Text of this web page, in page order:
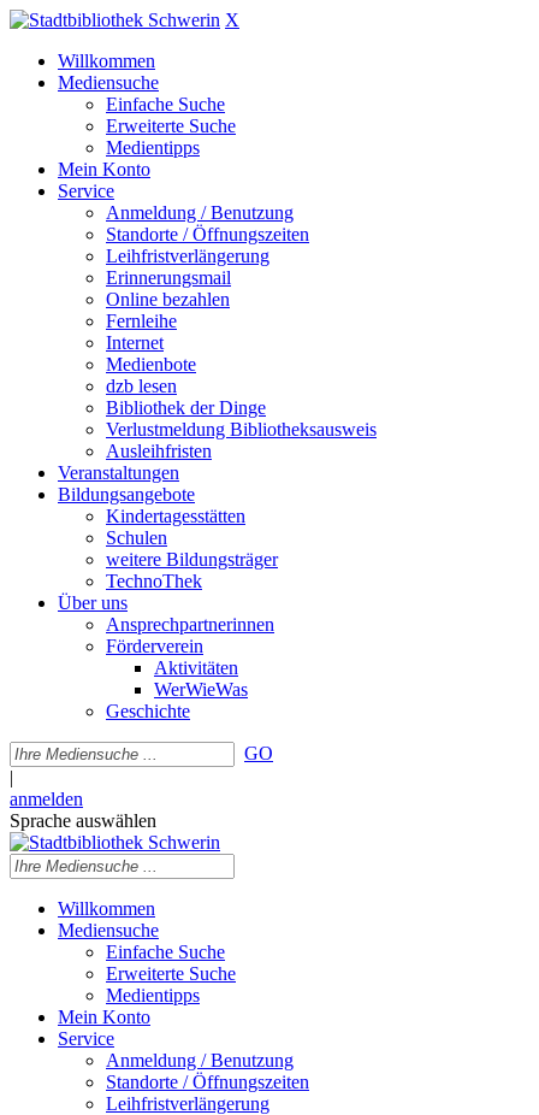
X
Willkommen
Mediensuche
Einfache Suche
Erweiterte Suche
Medientipps
Mein Konto
Service
Anmeldung / Benutzung
Standorte / Öffnungszeiten
Leihfristverlängerung
Erinnerungsmail
Online bezahlen
Fernleihe
Internet
Medienbote
dzb lesen
Bibliothek der Dinge
Verlustmeldung Bibliotheksausweis
Ausleihfristen
Veranstaltungen
Bildungsangebote
Kindertagesstätten
Schulen
weitere Bildungsträger
TechnoThek
Über uns
Ansprechpartnerinnen
Förderverein
Aktivitäten
WerWieWas
Geschichte
GO
|
anmelden
Sprache auswählen
Willkommen
Mediensuche
Einfache Suche
Erweiterte Suche
Medientipps
Mein Konto
Service
Anmeldung / Benutzung
Standorte / Öffnungszeiten
Leihfristverlängerung